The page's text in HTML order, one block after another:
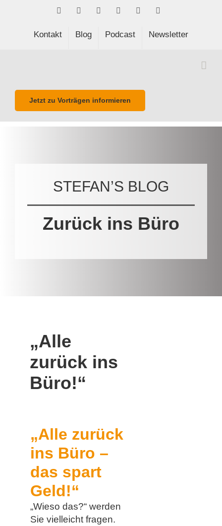
FacebookLinkedIn Spotify
Kontakt Blog Podcast Newsletter
Jetzt zu Vorträgen informieren
STEFAN’S BLOG
Zurück ins Büro
„Alle
zurück ins
Büro!“
„Alle zurück
ins Büro –
das spart
Geld!“
„Wieso das?“ werden
Sie vielleicht fragen.